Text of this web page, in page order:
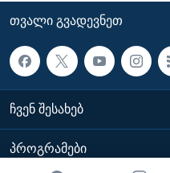
ᲗᲕᲐᲚᲘ ᲒᲕᲐᲓᲔᲕᲜᲔᲗ
ᲩᲕᲔᲜ ᲨᲔᲡᲐᲮᲔᲑ
ᲞᲠᲝᲒᲠᲐᲛᲔᲑᲘ